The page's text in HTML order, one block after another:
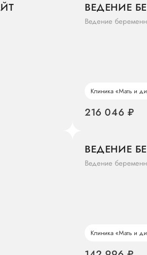
ВЕДЕНИЕ
Ведение
Клиника «Мать и
216 046 ₽
ВЕДЕНИЕ
Ведение
Клиника «Мать и